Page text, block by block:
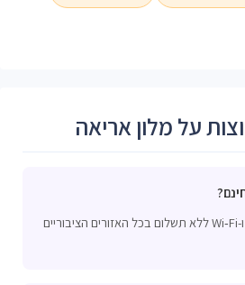
על מלון אריאה
כן, המלון מציע חניה חינם ו-Wi‑Fi ללא תשלום בכל האזורים הציבוריים